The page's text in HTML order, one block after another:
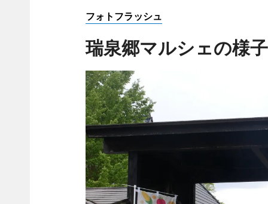
フォトフラッシュ
瑞泉郷マルシェの様子